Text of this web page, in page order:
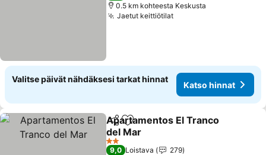
0.5 km kohteesta Keskusta
Jaetut keittiötilatKatso hinnat
Valitse päivät nähdäksesi tarkat hinnat
Katso hinnat
Jaa Lisää suosikkeihin
Apartamentos El Tranco
del Mar
Katso hinnat
2 Tähtiluokitus
9,0 Loistava
279